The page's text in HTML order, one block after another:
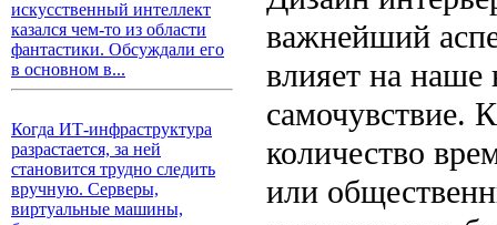
искусственный интеллект
казался чем-то из области
фантастики. Обсуждали его
в основном в...
Когда ИТ-инфраструктура
разрастается, за ней
становится трудно следить
вручную. Серверы,
виртуальные машины,
важнейший
влияет на наше
самочувствие.
количество
или